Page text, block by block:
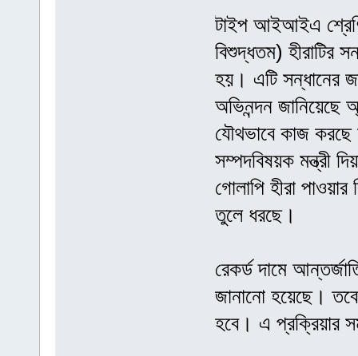
টাইপ আইআইএ
বিশুদ্ধতম) হীরাটির
হয়। এটি সন্ধানের
অভিনন্দন জানিয়েছে
যৌথভাবে কাজ করছে
সম্পদবিষয়ক মন্ত্রী
গোলাপি হীরা
তুলে ধরছে।
রেকর্ড দামে
জানানো হয়েছে।
হবে। এ প্রক্রিয়ার